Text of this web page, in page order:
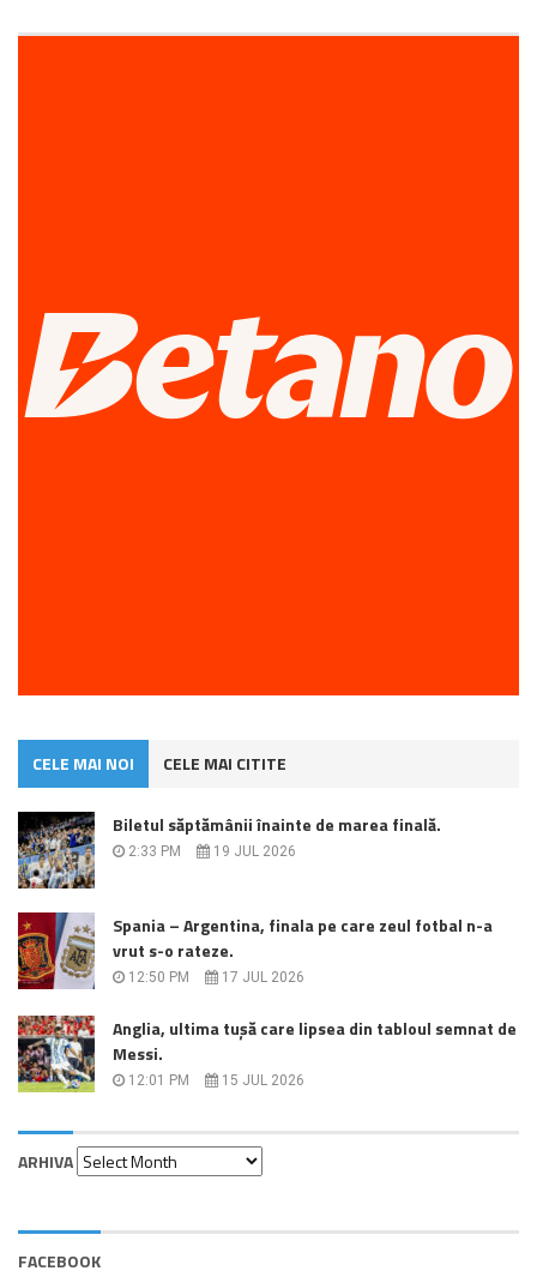
CELE MAI NOI CELE MAI CITITE
Biletul săptămânii înainte de marea finală.
2:33 PM 19 JUL 2026
Spania – Argentina, finala pe care zeul fotbal n-a
vrut s-o rateze.
12:50 PM 17 JUL 2026
Anglia, ultima tușă care lipsea din tabloul semnat de
Messi.
12:01 PM 15 JUL 2026
ARHIVA
Arhiva
FACEBOOK